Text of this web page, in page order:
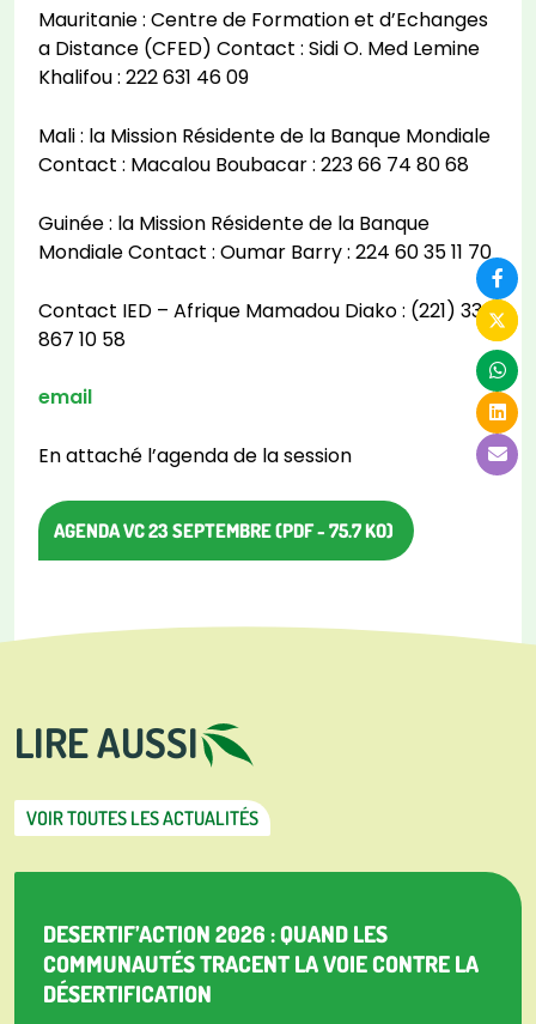
Mauritanie : Centre de Formation et d’Echanges
a Distance (CFED) Contact : Sidi O. Med Lemine
Khalifou : 222 631 46 09
Mali : la Mission Résidente de la Banque Mondiale
Contact : Macalou Boubacar : 223 66 74 80 68
Guinée : la Mission Résidente de la Banque
Mondiale Contact : Oumar Barry : 224 60 35 11 70
Contact IED – Afrique Mamadou Diako : (221) 33
867 10 58
email
En attaché l’agenda de la session
AGENDA VC 23 SEPTEMBRE (PDF - 75.7 KO)
LIRE AUSSI
VOIR TOUTES LES ACTUALITÉS
DESERTIF’ACTION 2026 : QUAND LES
COMMUNAUTÉS TRACENT LA VOIE CONTRE LA
DÉSERTIFICATION